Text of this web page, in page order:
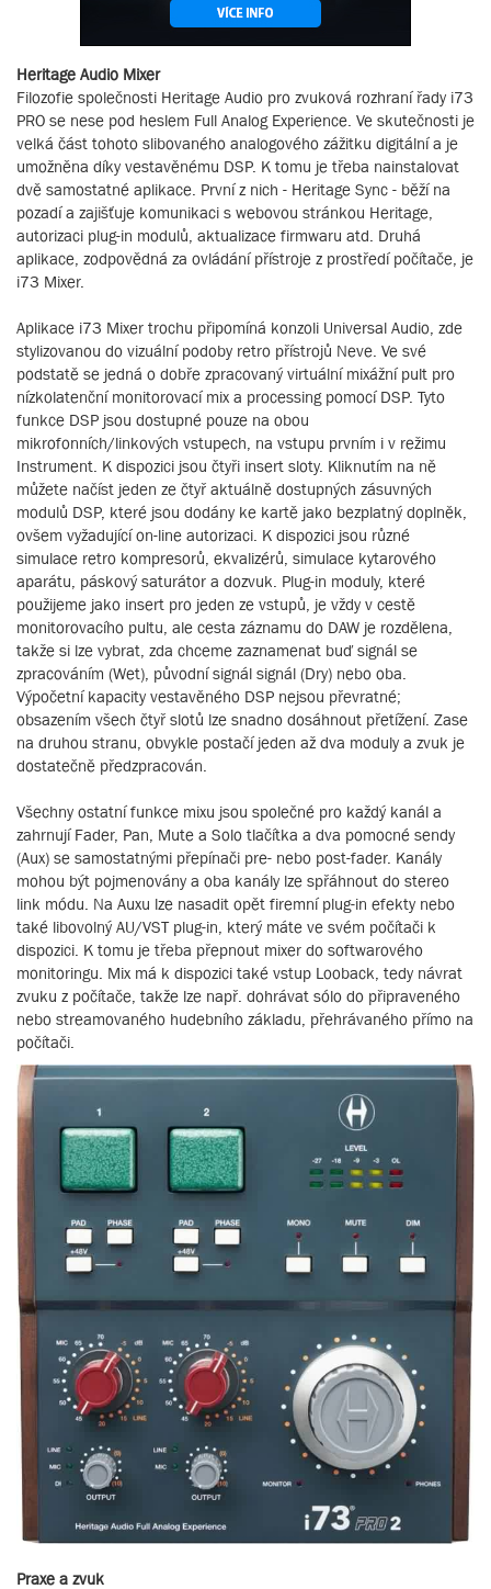
Heritage Audio Mixer
Filozofie společnosti Heritage Audio pro zvuková rozhraní řady i73
PRO se nese pod heslem Full Analog Experience. Ve skutečnosti je
velká část tohoto slibovaného analogového zážitku digitální a je
umožněna díky vestavěnému DSP. K tomu je třeba nainstalovat
dvě samostatné aplikace. První z nich - Heritage Sync - běží na
pozadí a zajišťuje komunikaci s webovou stránkou Heritage,
autorizaci plug-in modulů, aktualizace firmwaru atd. Druhá
aplikace, zodpovědná za ovládání přístroje z prostředí počítače, je
i73 Mixer.
Aplikace i73 Mixer trochu připomíná konzoli Universal Audio, zde
stylizovanou do vizuální podoby retro přístrojů Neve. Ve své
podstatě se jedná o dobře zpracovaný virtuální mixážní pult pro
nízkolatenční monitorovací mix a processing pomocí DSP. Tyto
funkce DSP jsou dostupné pouze na obou
mikrofonních/linkových vstupech, na vstupu prvním i v režimu
Instrument. K dispozici jsou čtyři insert sloty. Kliknutím na ně
můžete načíst jeden ze čtyř aktuálně dostupných zásuvných
modulů DSP, které jsou dodány ke kartě jako bezplatný doplněk,
ovšem vyžadující on-line autorizaci. K dispozici jsou různé
simulace retro kompresorů, ekvalizérů, simulace kytarového
aparátu, páskový saturátor a dozvuk. Plug-in moduly, které
použijeme jako insert pro jeden ze vstupů, je vždy v cestě
monitorovacího pultu, ale cesta záznamu do DAW je rozdělena,
takže si lze vybrat, zda chceme zaznamenat buď signál se
zpracováním (Wet), původní signál signál (Dry) nebo oba.
Výpočetní kapacity vestavěného DSP nejsou převratné;
obsazením všech čtyř slotů lze snadno dosáhnout přetížení. Zase
na druhou stranu, obvykle postačí jeden až dva moduly a zvuk je
dostatečně předzpracován.
Všechny ostatní funkce mixu jsou společné pro každý kanál a
zahrnují Fader, Pan, Mute a Solo tlačítka a dva pomocné sendy
(Aux) se samostatnými přepínači pre- nebo post-fader. Kanály
mohou být pojmenovány a oba kanály lze spřáhnout do stereo
link módu. Na Auxu lze nasadit opět firemní plug-in efekty nebo
také libovolný AU/VST plug-in, který máte ve svém počítači k
dispozici. K tomu je třeba přepnout mixer do softwarového
monitoringu. Mix má k dispozici také vstup Looback, tedy návrat
zvuku z počítače, takže lze např. dohrávat sólo do připraveného
nebo streamovaného hudebního základu, přehrávaného přímo na
počítači.
Praxe a zvuk